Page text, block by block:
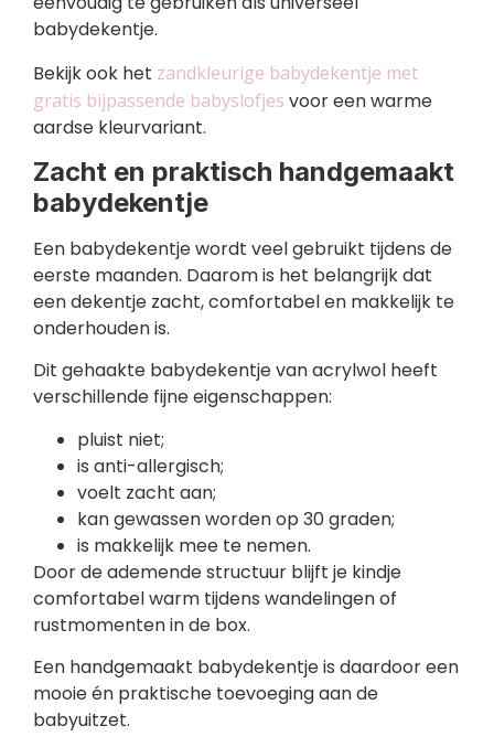
babydekentje.
Bekijk ook het zandkleurige babydekentje met
gratis bijpassende babyslofjes voor een warme
aardse kleurvariant.
Zacht en praktisch handgemaakt
babydekentje
Een babydekentje wordt veel gebruikt tijdens de
eerste maanden. Daarom is het belangrijk dat
een dekentje zacht, comfortabel en makkelijk te
onderhouden is.
Dit gehaakte babydekentje van acrylwol heeft
verschillende fijne eigenschappen:
pluist niet;
is anti-allergisch;
voelt zacht aan;
kan gewassen worden op 30 graden;
is makkelijk mee te nemen.
Door de ademende structuur blijft je kindje
comfortabel warm tijdens wandelingen of
rustmomenten in de box.
Een handgemaakt babydekentje is daardoor een
mooie én praktische toevoeging aan de
babyuitzet.